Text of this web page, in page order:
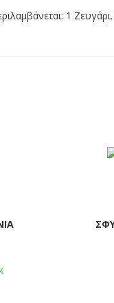
1 Ζευγάρι.